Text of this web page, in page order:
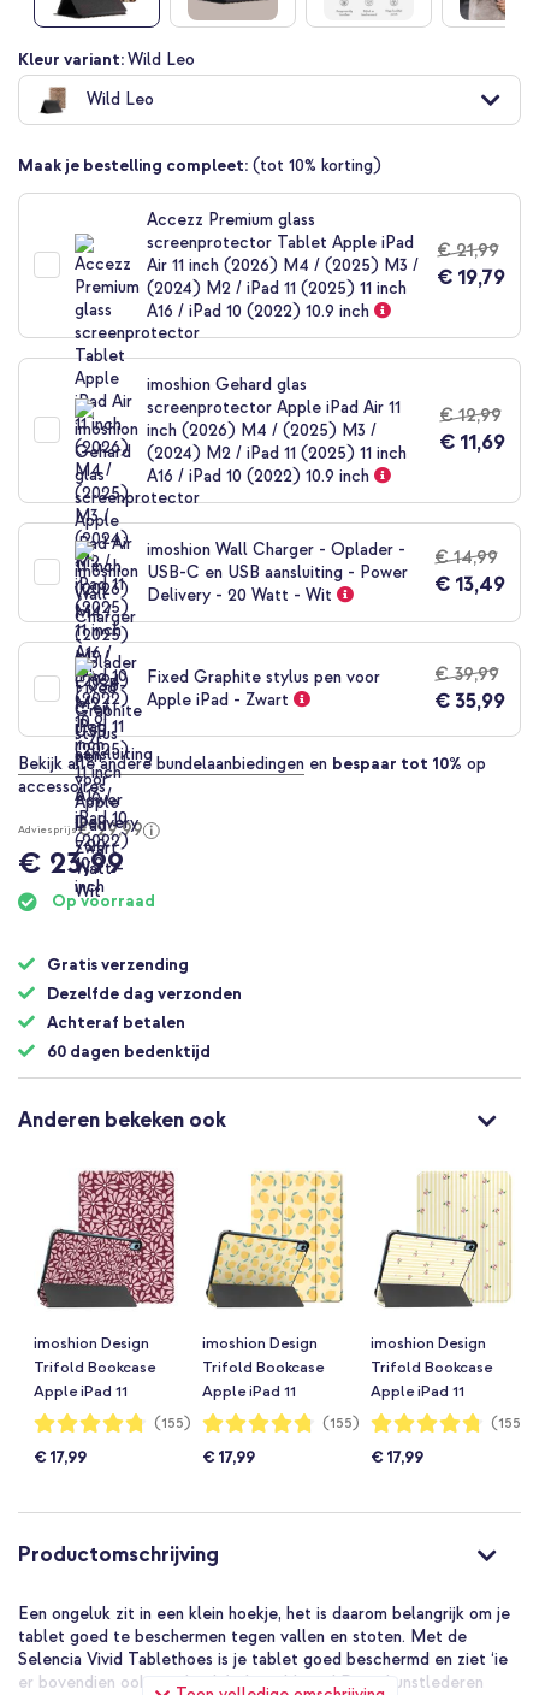
Ga
naar
het
begin
de
afbeeldingen-
Kleur variant:Wild Leo
Wild Leo
Maak je bestelling compleet: (tot 10% korting)
Accezz Premium glass
screenprotector Tablet Apple iPad
Air 11 inch (2026) M4 / (2025) M3 /
(2024) M2 / iPad 11 (2025) 11 inch
A16 / iPad 10 (2022) 10.9 inch
€ 21,99
€ 19,79
imoshion Gehard glas
screenprotector Apple iPad Air 11
inch (2026) M4 / (2025) M3 /
(2024) M2 / iPad 11 (2025) 11 inch
A16 / iPad 10 (2022) 10.9 inch
€ 12,99
€ 11,69
imoshion Wall Charger - Oplader -
USB-C en USB aansluiting - Power
Delivery - 20 Watt - Wit
€ 14,99
€ 13,49
Fixed Graphite stylus pen voor
Apple iPad - Zwart
€ 39,99
€ 35,99
Bekijk alle andere bundelaanbiedingen en bespaar tot 10% op
accessoires
Adviesprijs€ 29,99
€ 23,99
Op voorraad
Gratis verzending
Dezelfde dag verzonden
Achteraf betalen
60 dagen bedenktijd
Anderen bekeken ook
imoshion Design
Trifold Bookcase
Apple iPad 11
(2025) 11 inch A16 /
inch - Bloom Love
Waardering:
95%
(155)
€ 17,99
imoshion Design
Trifold Bookcase
Apple iPad 11
(2025) 11 inch A16 /
inch - Citrus Dream
Waardering:
95%
(155)
€ 17,99
imoshion Design
Trifold Bookcase
Apple iPad 11
(2025) 11 inch A16 /
inch - Garden
Waardering:
95%
(155)
€ 17,99
Productomschrijving
Een ongeluk zit in een klein hoekje, het is daarom belangrijk om je
tablet goed te beschermen tegen vallen en stoten. Met de
Selencia Vivid Tablethoes is je tablet goed beschermd en ziet ‘ie
er bovendien ook nog heel fashionable uit! Deze kunstlederen